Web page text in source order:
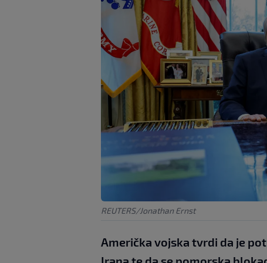
REUTERS/Jonathan Ernst
Američka vojska tvrdi da je